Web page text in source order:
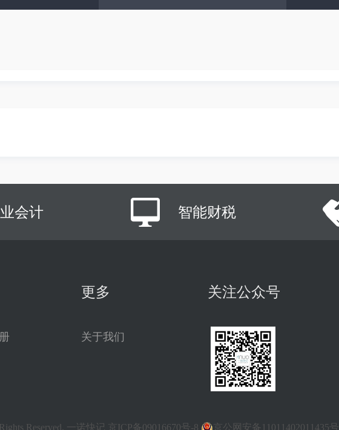
会计 智能财税
更多
关于我们
关注公众号
Reserved. 一诺快记 京ICP备09016670号-8 京公网安备11011402011435号